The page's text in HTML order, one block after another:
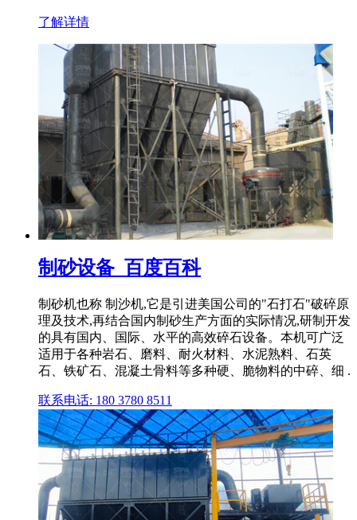
了解详情
制砂设备_百度百科
制砂机也称 制沙机,它是引进美国公司的"石打石"破碎原
理及技术,再结合国内制砂生产方面的实际情况,研制开发
的具有国内、国际、水平的高效碎石设备。本机可广泛
适用于各种岩石、磨料、耐火材料、水泥熟料、石英
石、铁矿石、混凝土骨料等多种硬、脆物料的中碎、细 .
联系电话: 180 3780 8511